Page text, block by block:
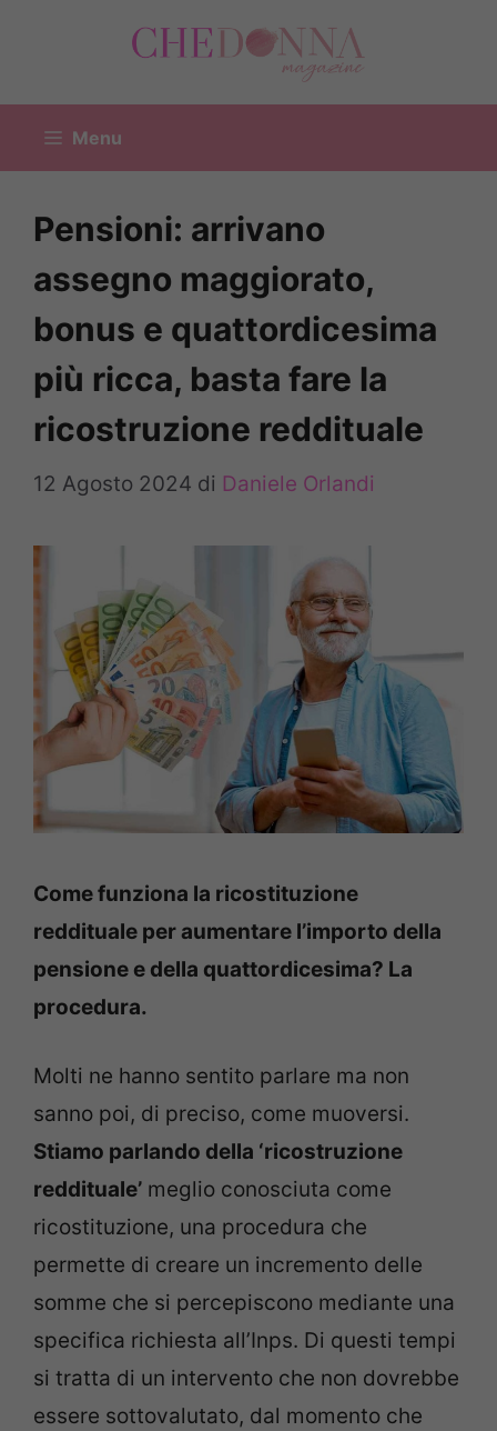
Menu
Pensioni: arrivano
assegno maggiorato,
bonus e quattordicesima
più ricca, basta fare la
ricostruzione reddituale
12 Agosto 2024 di Daniele Orlandi
Come funziona la ricostituzione
reddituale per aumentare l’importo della
pensione e della quattordicesima? La
procedura.
Molti ne hanno sentito parlare ma non
sanno poi, di preciso, come muoversi.
Stiamo parlando della ‘ricostruzione
reddituale’ meglio conosciuta come
ricostituzione, una procedura che
permette di creare un incremento delle
somme che si percepiscono mediante una
specifica richiesta all’Inps. Di questi tempi
si tratta di un intervento che non dovrebbe
essere sottovalutato, dal momento che